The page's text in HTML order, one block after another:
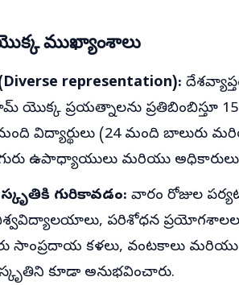
ముఖ్యాంశాలు
representation):
యొక్క ప్రయత్నాలను ప్రతిబింబిస్తూ
మంది విద్యార్థులు (24 మంది బాలురు
ఉపాధ్యాయులు మరియు అధికారులు
గురికావడం: వారం రోజుల
పరిశోధన
సాంప్రదాయ కళలు, వంటకాలు మరియు
కూడా అనుభవించారు.